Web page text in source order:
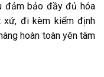
đảm bảo đầy đủ hóa
xứ, đi kèm kiểm định
hoàn toàn yên tâm